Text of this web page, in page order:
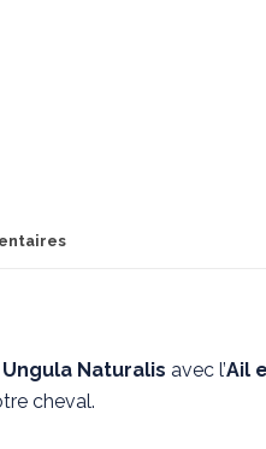
Ungula Naturalis avec l’Ail
cheval.